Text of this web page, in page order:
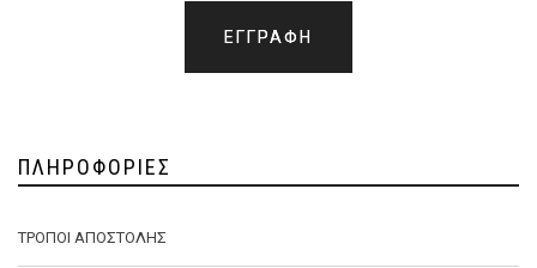
ΠΛΗΡΟΦΟΡΊΕΣ
ΤΡΌΠΟΙ ΑΠΟΣΤΟΛΉΣ